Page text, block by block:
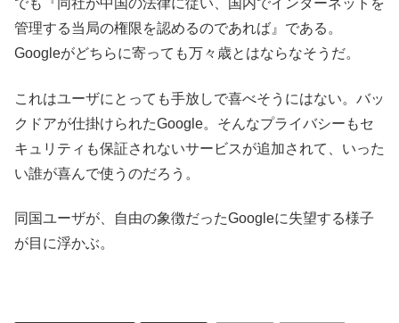
でも『同社が中国の法律に従い、国内でインターネットを
管理する当局の権限を認めるのであれば』である。
Googleがどちらに寄っても万々歳とはならなそうだ。
これはユーザにとっても手放しで喜べそうにはない。バッ
クドアが仕掛けられたGoogle。そんなプライバシーもセ
キュリティも保証されないサービスが追加されて、いった
い誰が喜んで使うのだろう。
同国ユーザが、自由の象徴だったGoogleに失望する様子
が目に浮かぶ。